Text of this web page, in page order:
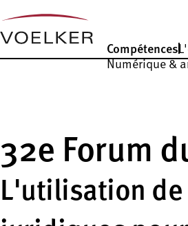
Compétences
Numérique &
32e Forum
L'utilisation de